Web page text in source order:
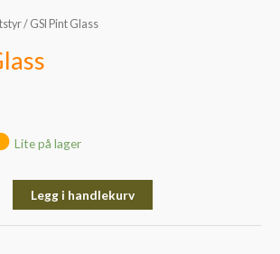
/ GSI Pint Glass
Lite på lager
Legg i handlekurv